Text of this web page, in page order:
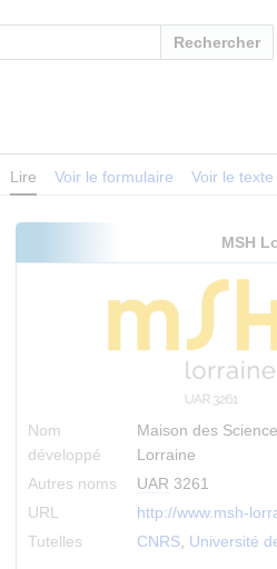
Rechercher
Lire Voir le formulaire Voir le
MSH
Nom
développé
Maison des
Lorraine
Autres noms
UAR 3261
URL
http://www.msh-
Tutelles
CNRS Université